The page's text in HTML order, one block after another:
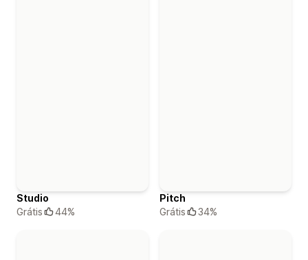
Studio
Grátis
44%
Pitch
Grátis
34%